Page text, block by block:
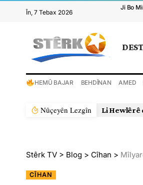
În, 7 Tebax 2026
Ji Bo
HEMÛ BAJAR BEHDÎNAN AMED
Nûçeyên Lezgîn Li Hewlêrê
Stêrk TV > Blog > Cîhan >
CÎHAN